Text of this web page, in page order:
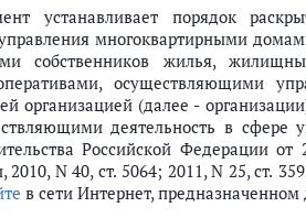
устанавливает порядок
многоквартирными
собственников жилья,
осуществляющими
организацией (далее -
деятельность в
Российской Федерации от
N 40, ст. 5064; 2011, N 25, ст.
в сети Интернет,